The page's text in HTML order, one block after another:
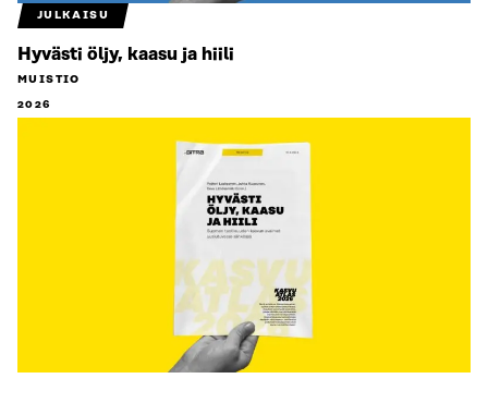
JULKAISU
Hyvästi öljy, kaasu ja hiili
MUISTIO
2026